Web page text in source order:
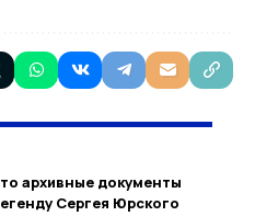
архивные документы
Сергея Юрского